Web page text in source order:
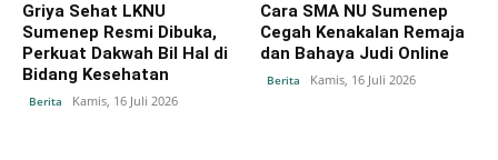
Griya Sehat LKNU
Sumenep Resmi Dibuka,
Perkuat Dakwah Bil Hal di
Bidang Kesehatan
Berita Kamis, 16 Juli 2026
Cara SMA NU Sumenep
Cegah Kenakalan Remaja
dan Bahaya Judi Online
Berita Kamis, 16 Juli 2026